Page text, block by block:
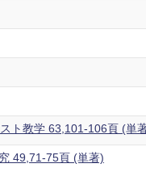
ト教学 63,101-106頁 (単
49,71-75頁 (単著)